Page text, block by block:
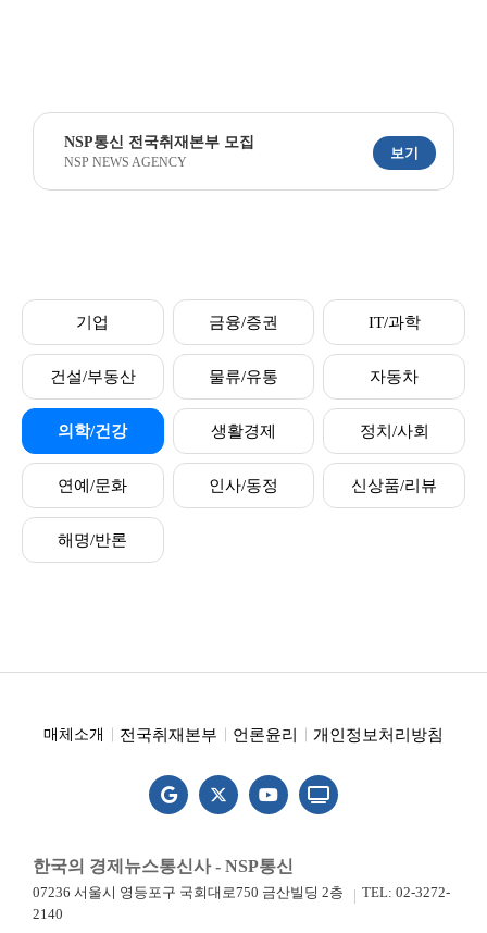
NSP통신 전국취재본부 모집
NSP NEWS AGENCY
보기
기업 금융/증권 IT/과학
건설/부동산 물류/유통 자동차
의학/건강 생활경제 정치/사회
연예/문화 인사/동정 신상품/리뷰
해명/반론
매체소개 전국취재본부 언론윤리 개인정보처리방침
한국의 경제뉴스통신사 - NSP통신
07236 서울시 영등포구 국회대로750 금산빌딩 2층
TEL: 02-3272-
2140